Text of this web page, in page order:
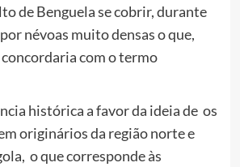
de Benguela se cobrir, durante
névoas muito densas o que,
com o termo
histórica a favor da ideia de os
originários da região norte e
o que corresponde às